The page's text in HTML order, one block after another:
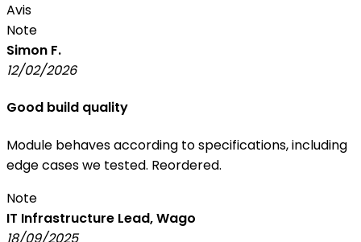
Avis
Note
Simon F.
12/02/2026
Good build quality
Module behaves according to specifications, including
edge cases we tested. Reordered.
Note
IT Infrastructure Lead, Wago
18/09/2025